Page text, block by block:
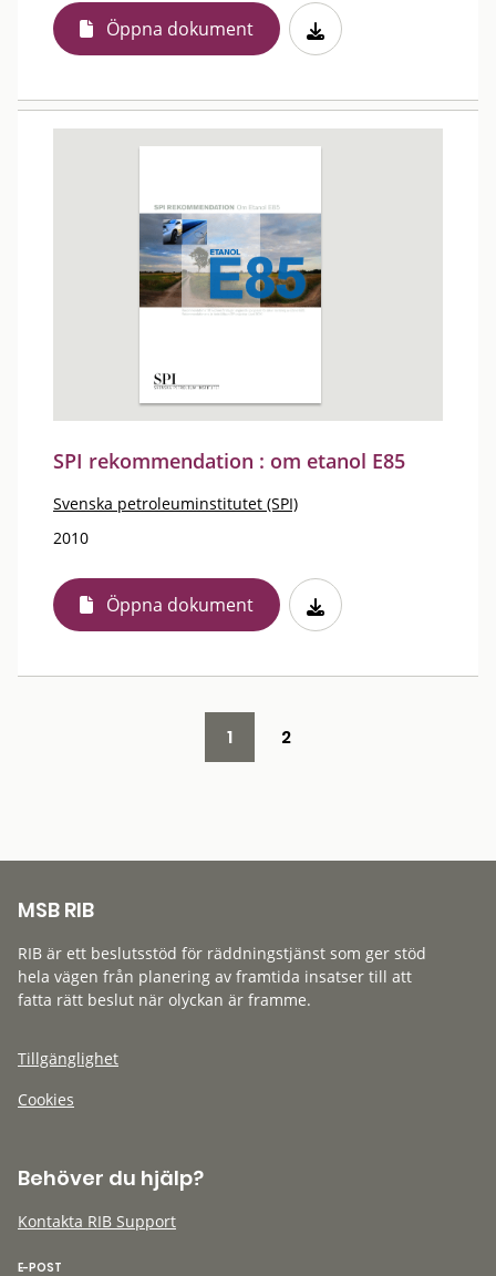
Öppna dokument
SPI rekommendation : om etanol E85
Svenska petroleuminstitutet (SPI)
2010
Öppna dokument
1 2
MSB RIB
RIB är ett beslutsstöd för räddningstjänst som ger stöd
hela vägen från planering av framtida insatser till att
fatta rätt beslut när olyckan är framme.
Tillgänglighet
Cookies
Behöver du hjälp?
Kontakta RIB Support
E-POST